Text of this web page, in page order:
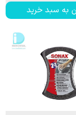
به سبد خرید